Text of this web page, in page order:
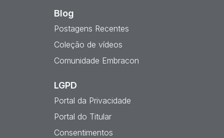
Blog
Postagens Recentes
Coleção de vídeos
Comunidade Embracon
LGPD
Portal da Privacidade
Portal do Titular
Consentimentos